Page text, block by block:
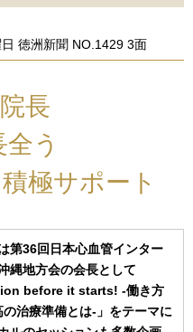
徳洲新聞 NO.1429 3面
長
う
極サポート
第36回日本心血管インター
縄地方会の会長として
before it starts! -働き方
治療準備とは-」をテーマに